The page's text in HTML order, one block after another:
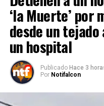
‘la Muerte’
desde un
un hospital
Publicado Hace 3
Por Notifalcon